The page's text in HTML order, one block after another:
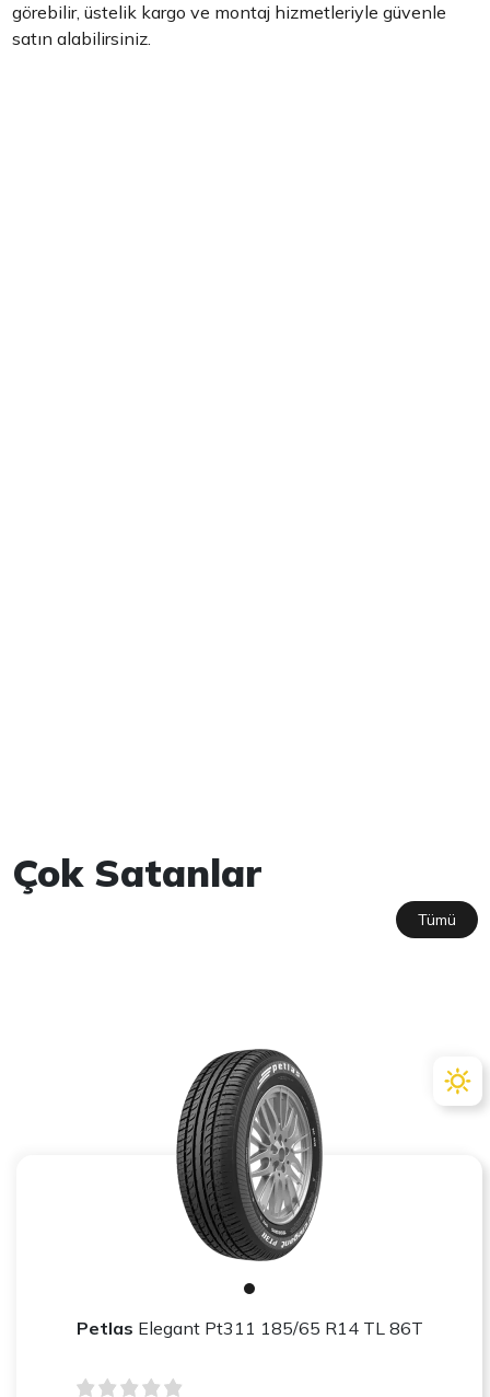
görebilir, üstelik kargo ve montaj hizmetleriyle güvenle
satın alabilirsiniz.
Çok Satanlar
Tümü
Petlas Elegant Pt311 185/65 R14 TL 86T